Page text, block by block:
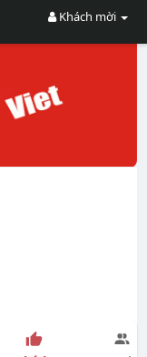
Khách mời